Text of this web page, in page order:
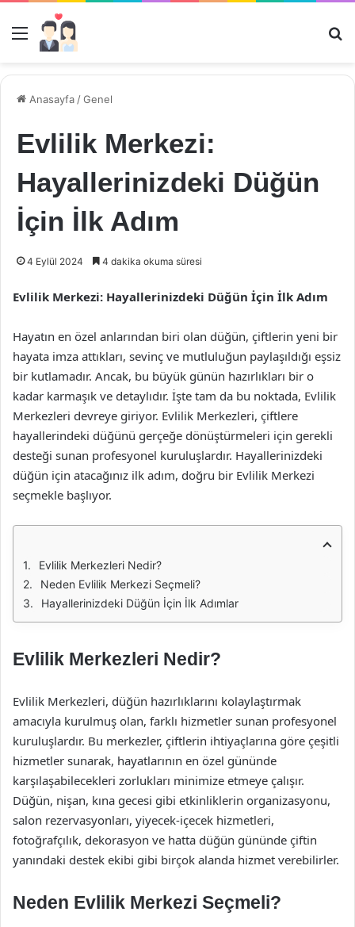
Menü
Anasayfa /Genel
Evlilik Merkezi:
Hayallerinizdeki Düğün
İçin İlk Adım
4 Eylül 2024 4 dakika okuma süresi
Evlilik Merkezi: Hayallerinizdeki Düğün İçin İlk Adım
Hayatın en özel anlarından biri olan düğün, çiftlerin yeni bir
hayata imza attıkları, sevinç ve mutluluğun paylaşıldığı eşsiz
bir kutlamadır. Ancak, bu büyük günün hazırlıkları bir o
kadar karmaşık ve detaylıdır. İşte tam da bu noktada, Evlilik
Merkezleri devreye giriyor. Evlilik Merkezleri, çiftlere
hayallerindeki düğünü gerçeğe dönüştürmeleri için gerekli
desteği sunan profesyonel kuruluşlardır. Hayallerinizdeki
düğün için atacağınız ilk adım, doğru bir Evlilik Merkezi
seçmekle başlıyor.
Evlilik Merkezleri Nedir?
Neden Evlilik Merkezi Seçmeli?
Hayallerinizdeki Düğün İçin İlk Adımlar
Evlilik Merkezleri Nedir?
Evlilik Merkezleri, düğün hazırlıklarını kolaylaştırmak
amacıyla kurulmuş olan, farklı hizmetler sunan profesyonel
kuruluşlardır. Bu merkezler, çiftlerin ihtiyaçlarına göre çeşitli
hizmetler sunarak, hayatlarının en özel gününde
karşılaşabilecekleri zorlukları minimize etmeye çalışır.
Düğün, nişan, kına gecesi gibi etkinliklerin organizasyonu,
salon rezervasyonları, yiyecek-içecek hizmetleri,
fotoğrafçılık, dekorasyon ve hatta düğün gününde çiftin
yanındaki destek ekibi gibi birçok alanda hizmet verebilirler.
Neden Evlilik Merkezi Seçmeli?